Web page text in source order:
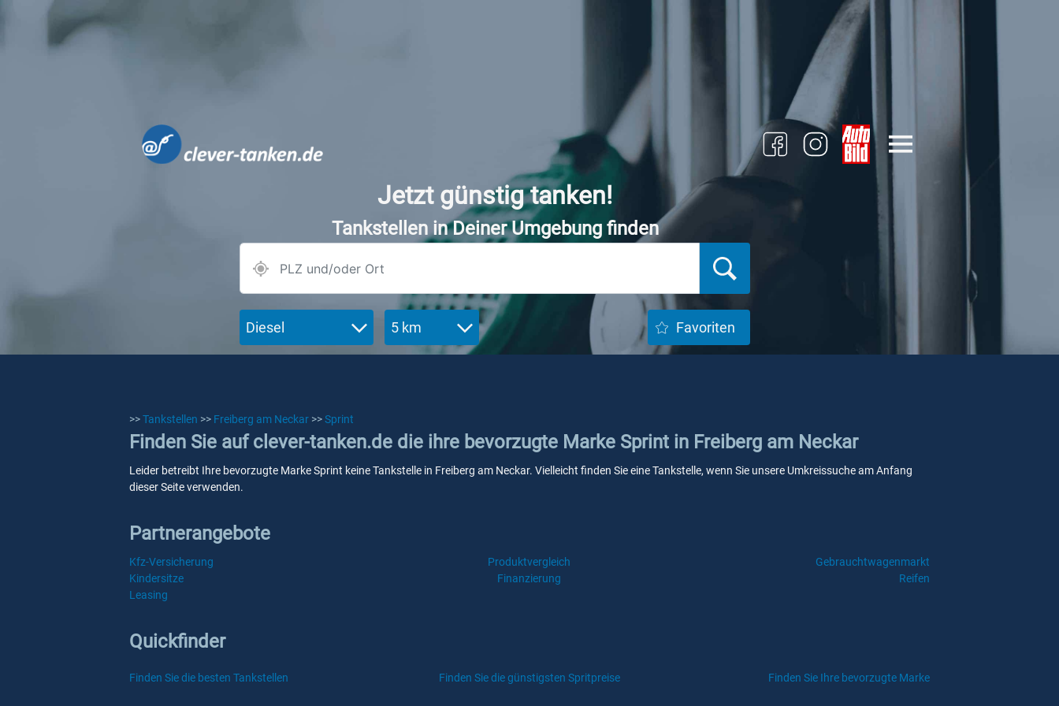
Jetzt günstig tanken!
Tankstellen in Deiner Umgebung finden
Diesel 5 km Favoriten
>>Tankstellen >> Freiberg am Neckar >>Sprint
Finden Sie auf clever-tanken.de die ihre bevorzugte Marke Sprint in Freiberg am Neckar
Leider betreibt Ihre bevorzugte Marke Sprint keine Tankstelle in Freiberg am Neckar. Vielleicht finden Sie eine Tankstelle, wenn Sie unsere Umkreissuche am Anfang
dieser Seite verwenden.
Partnerangebote
Kfz-Versicherung Produktvergleich
Gebrauchtwagenmarkt
Kindersitze
Finanzierung
Reifen
Leasing
Quickfinder
Finden Sie die besten Tankstellen Finden Sie die günstigsten Spritpreise Finden Sie Ihre bevorzugte Marke